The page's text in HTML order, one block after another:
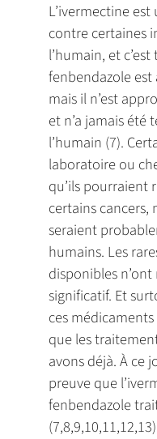
L’ivermectine
contre certaines
l’humain, et
fenbendazole
mais il n’est
et n’a jamais été
l’humain (7).
laboratoire ou
qu’ils pourraient
certains cancers,
seraient
humains. Les
disponibles
significatif. Et
ces
que les
avons déjà. À ce
preuve que
fenbendazole